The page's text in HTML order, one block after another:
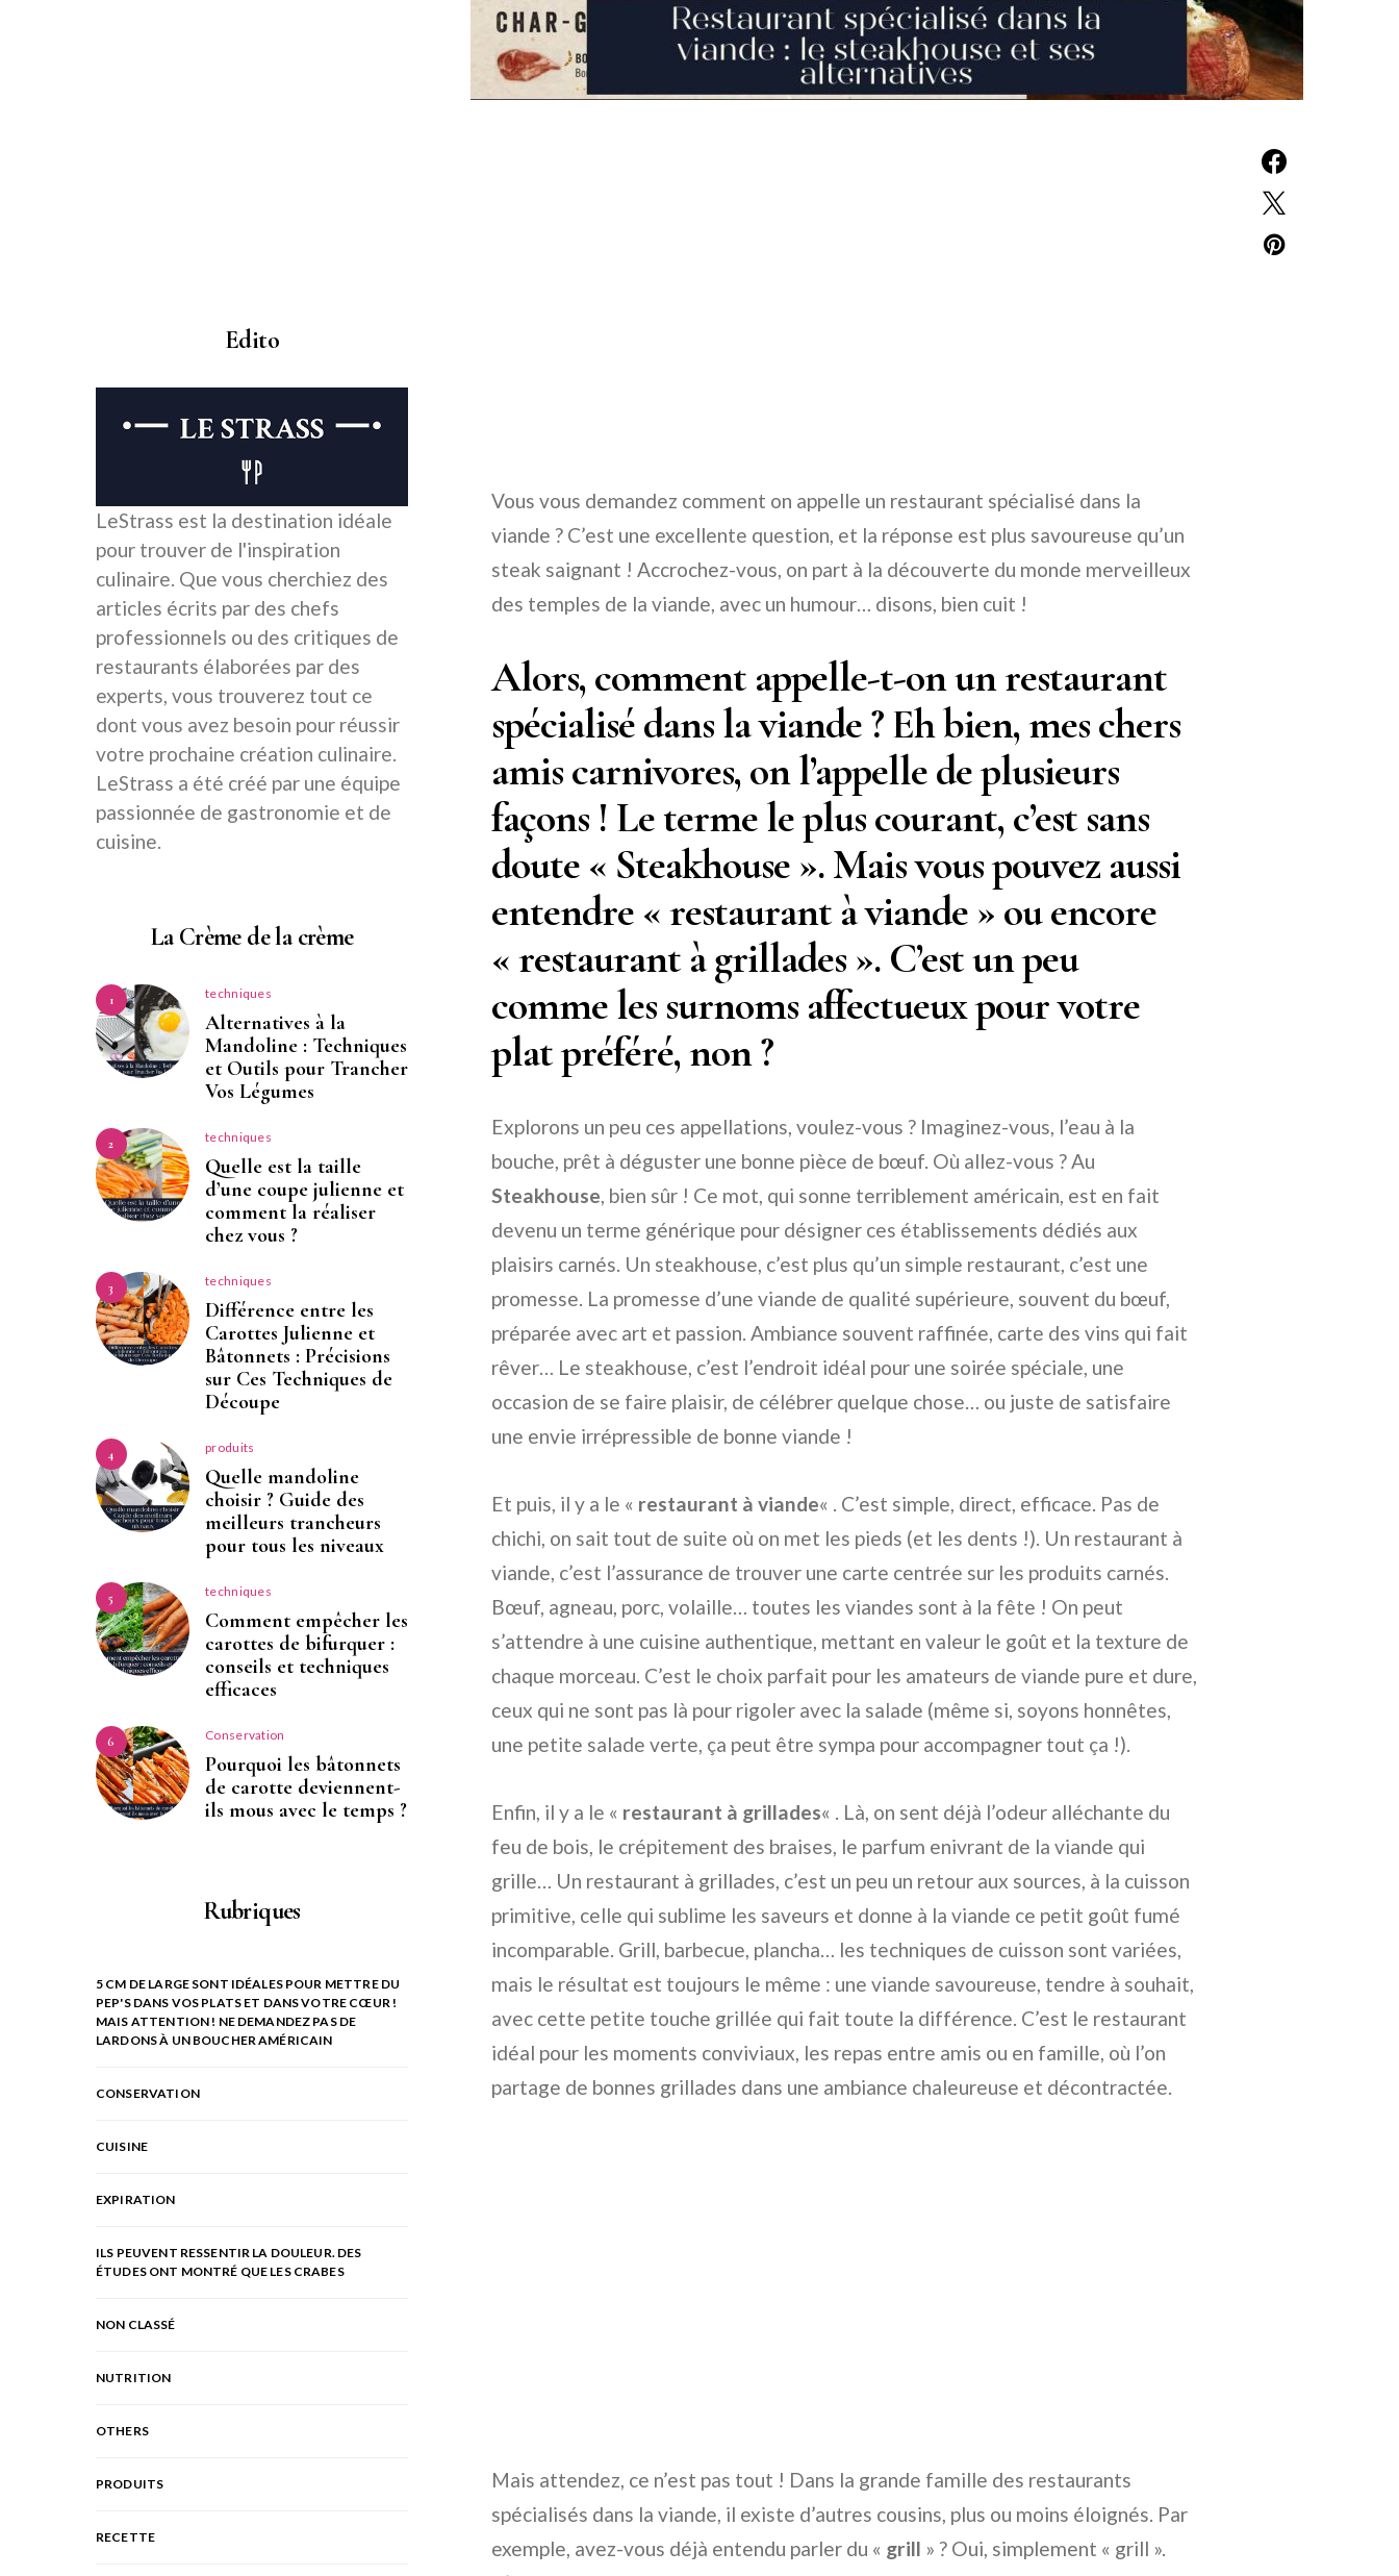
Vous vous demandez comment on appelle un restaurant spécialisé dans la
viande ? C’est une excellente question, et la réponse est plus savoureuse qu’un
steak saignant ! Accrochez-vous, on part à la découverte du monde merveilleux
des temples de la viande, avec un humour… disons, bien cuit !
Alors, comment appelle-t-on un restaurant
spécialisé dans la viande ? Eh bien, mes chers
amis carnivores, on l’appelle de plusieurs
façons ! Le terme le plus courant, c’est sans
doute « Steakhouse ». Mais vous pouvez aussi
entendre « restaurant à viande » ou encore
« restaurant à grillades ». C’est un peu
comme les surnoms affectueux pour votre
plat préféré, non ?
Explorons un peu ces appellations, voulez-vous ? Imaginez-vous, l’eau à la
bouche, prêt à déguster une bonne pièce de bœuf. Où allez-vous ? Au
Steakhouse, bien sûr ! Ce mot, qui sonne terriblement américain, est en fait
devenu un terme générique pour désigner ces établissements dédiés aux
plaisirs carnés. Un steakhouse, c’est plus qu’un simple restaurant, c’est une
promesse. La promesse d’une viande de qualité supérieure, souvent du bœuf,
préparée avec art et passion. Ambiance souvent raffinée, carte des vins qui fait
rêver… Le steakhouse, c’est l’endroit idéal pour une soirée spéciale, une
occasion de se faire plaisir, de célébrer quelque chose… ou juste de satisfaire
une envie irrépressible de bonne viande !
Et puis, il y a le « restaurant à viande« . C’est simple, direct, efficace. Pas de
chichi, on sait tout de suite où on met les pieds (et les dents !). Un restaurant à
viande, c’est l’assurance de trouver une carte centrée sur les produits carnés.
Bœuf, agneau, porc, volaille… toutes les viandes sont à la fête ! On peut
s’attendre à une cuisine authentique, mettant en valeur le goût et la texture de
chaque morceau. C’est le choix parfait pour les amateurs de viande pure et dure,
ceux qui ne sont pas là pour rigoler avec la salade (même si, soyons honnêtes,
une petite salade verte, ça peut être sympa pour accompagner tout ça !).
Enfin, il y a le « restaurant à grillades« . Là, on sent déjà l’odeur alléchante du
feu de bois, le crépitement des braises, le parfum enivrant de la viande qui
grille… Un restaurant à grillades, c’est un peu un retour aux sources, à la cuisson
primitive, celle qui sublime les saveurs et donne à la viande ce petit goût fumé
incomparable. Grill, barbecue, plancha… les techniques de cuisson sont variées,
mais le résultat est toujours le même : une viande savoureuse, tendre à souhait,
avec cette petite touche grillée qui fait toute la différence. C’est le restaurant
idéal pour les moments conviviaux, les repas entre amis ou en famille, où l’on
partage de bonnes grillades dans une ambiance chaleureuse et décontractée.
Mais attendez, ce n’est pas tout ! Dans la grande famille des restaurants
spécialisés dans la viande, il existe d’autres cousins, plus ou moins éloignés. Par
exemple, avez-vous déjà entendu parler du « grill » ? Oui, simplement « grill ».
Edito
LeStrass est la destination idéale
pour trouver de l'inspiration
culinaire. Que vous cherchiez des
articles écrits par des chefs
professionnels ou des critiques de
restaurants élaborées par des
experts, vous trouverez tout ce
dont vous avez besoin pour réussir
votre prochaine création culinaire.
LeStrass a été créé par une équipe
passionnée de gastronomie et de
cuisine.
La Crème de la crème
1 techniques
Alternatives à la
Mandoline : Techniques
et Outils pour Trancher
Vos Légumes
2 techniques
Quelle est la taille
d’une coupe julienne et
comment la réaliser
chez vous ?
3 techniques
Différence entre les
Carottes Julienne et
Bâtonnets : Précisions
sur Ces Techniques de
Découpe
4 produits
Quelle mandoline
choisir ? Guide des
meilleurs trancheurs
pour tous les niveaux
5 techniques
Comment empêcher les
carottes de bifurquer :
conseils et techniques
efficaces
6 Conservation
Pourquoi les bâtonnets
de carotte deviennent-
ils mous avec le temps ?
Rubriques
5 CM DE LARGE SONT IDÉALES POUR METTRE DU
PEP'S DANS VOS PLATS ET DANS VOTRE CŒUR !
MAIS ATTENTION ! NE DEMANDEZ PAS DE
LARDONS À UN BOUCHER AMÉRICAIN
CONSERVATION
CUISINE
EXPIRATION
ILS PEUVENT RESSENTIR LA DOULEUR. DES
ÉTUDES ONT MONTRÉ QUE LES CRABES
NON CLASSÉ
NUTRITION
OTHERS
PRODUITS
RECETTE